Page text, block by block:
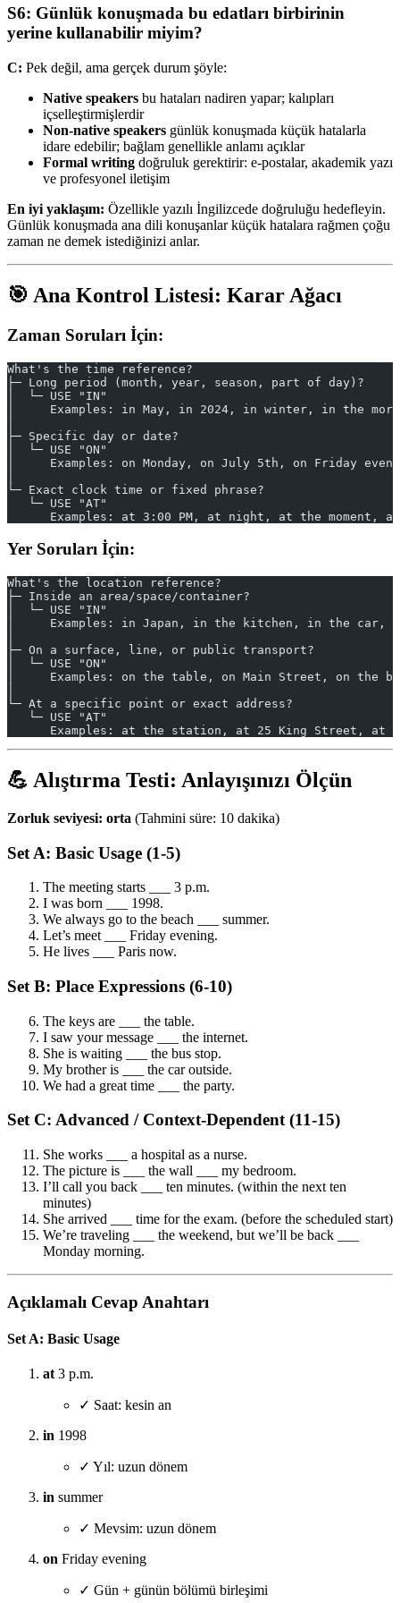
S6: Günlük konuşmada bu edatları birbirinin
yerine kullanabilir miyim?
C: Pek değil, ama gerçek durum şöyle:
Native speakers bu hataları nadiren yapar; kalıpları
içselleştirmişlerdir
Non-native speakers günlük konuşmada küçük hatalarla
idare edebilir; bağlam genellikle anlamı açıklar
Formal writing doğruluk gerektirir: e-postalar, akademik yazı
ve profesyonel iletişim
En iyi yaklaşım: Özellikle yazılı İngilizcede doğruluğu hedefleyin.
Günlük konuşmada ana dili konuşanlar küçük hatalara rağmen çoğu
zaman ne demek istediğinizi anlar.
🎯 Ana Kontrol Listesi: Karar Ağacı
Zaman Soruları İçin:
What's the time reference?
├─ Long period (month, year, season, part of day)?
│  └─ USE "IN"
│     Examples: in May, in 2024, in winter, in the
├─ Specific day or date?
│  └─ USE "ON"
│     Examples: on Monday, on July 5th, on Friday
└─ Exact clock time or fixed phrase?
   └─ USE "AT"
Examples: at 3:00 PM, at night, at the moment,
Yer Soruları İçin:
What's the location reference?
├─ Inside an area/space/container?
│  └─ USE "IN"
│     Examples: in Japan, in the kitchen, in the car,
├─ On a surface, line, or public transport?
│  └─ USE "ON"
│     Examples: on the table, on Main Street, on the
└─ At a specific point or exact address?
   └─ USE "AT"
Examples: at the station, at 25 King Street, at
💪 Alıştırma Testi: Anlayışınızı Ölçün
Zorluk seviyesi: orta (Tahmini süre: 10 dakika)
Set A: Basic Usage (1-5)
The meeting starts ___ 3 p.m.
I was born ___ 1998.
We always go to the beach ___ summer.
Let’s meet ___ Friday evening.
He lives ___ Paris now.
Set B: Place Expressions (6-10)
The keys are ___ the table.
I saw your message ___ the internet.
She is waiting ___ the bus stop.
My brother is ___ the car outside.
We had a great time ___ the party.
Set C: Advanced / Context-Dependent (11-15)
She works ___ a hospital as a nurse.
The picture is ___ the wall ___ my bedroom.
I’ll call you back ___ ten minutes. (within the next ten
minutes)
She arrived ___ time for the exam. (before the scheduled start)
We’re traveling ___ the weekend, but we’ll be back ___
Monday morning.
Açıklamalı Cevap Anahtarı
Set A: Basic Usage
at3 p.m.
✓ Saat: kesin an
in 1998
✓ Yıl: uzun dönem
in summer
✓ Mevsim: uzun dönem
on Friday evening
✓ Gün + günün bölümü birleşimi